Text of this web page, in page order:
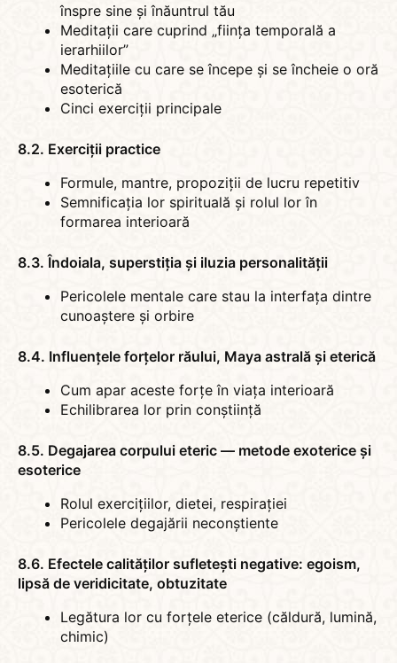
înspre sine și înăuntrul tău
Meditații care cuprind „ființa temporală a
ierarhiilor”
Meditațiile cu care se începe și se încheie o oră
esoterică
Cinci exerciții principale
8.2. Exerciții practice
Formule, mantre, propoziții de lucru repetitiv
Semnificația lor spirituală și rolul lor în
formarea interioară
8.3. Îndoiala, superstiția și iluzia personalității
Pericolele mentale care stau la interfața dintre
cunoaștere și orbire
8.4. Influențele forțelor răului, Maya astrală și eterică
Cum apar aceste forțe în viața interioară
Echilibrarea lor prin conștiință
8.5. Degajarea corpului eteric — metode exoterice și
esoterice
Rolul exercițiilor, dietei, respirației
Pericolele degajării neconștiente
8.6. Efectele calităților sufletești negative: egoism,
lipsă de veridicitate, obtuzitate
Legătura lor cu forțele eterice (căldură, lumină,
chimic)